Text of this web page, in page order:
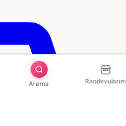
Arama Randevularım